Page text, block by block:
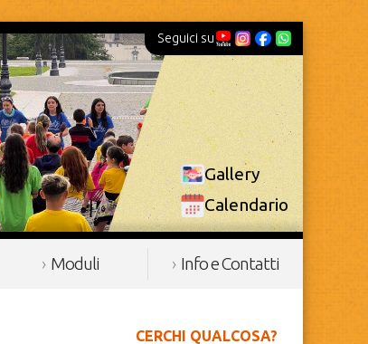
Seguici su
Gallery
Calendario
Moduli Info e Contatti
CERCHI QUALCOSA?